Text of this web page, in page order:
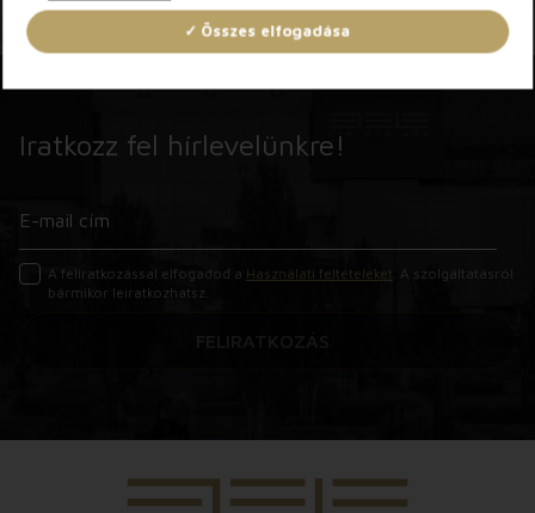
Iratkozz fel hírlevelünkre!
A feliratkozással elfogadod a Használati feltételeket . A szolgáltatásról
bármikor leiratkozhatsz.
Összes elfogadása